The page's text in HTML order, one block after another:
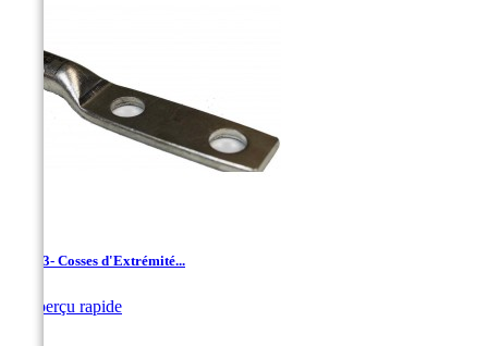
LAN-3- Cosses d'Extrémité...
Aperçu rapide